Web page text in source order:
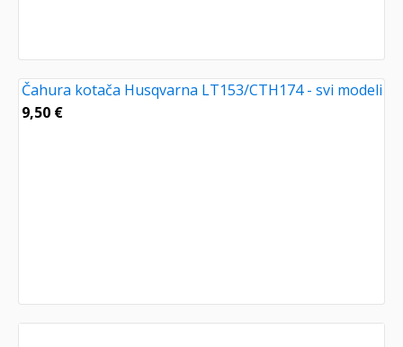
Čahura kotača Husqvarna LT153/CTH174 - svi modeli
9,50 €